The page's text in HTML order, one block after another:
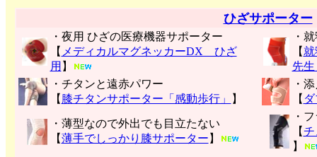
ひざサポーター
・夜用 ひざの医療機器サポーター
【 メディカルマグネッカーDX ひざ
用 】
・
【
先生
・チタンと遠赤パワー
【 膝チタンサポーター「感動歩行」 】
・
【
・薄型なので外出でも目立たない
【薄手でしっかり膝サポーター 】
・
【チ
】